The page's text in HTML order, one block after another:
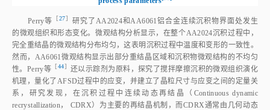
Perry等 ［27］研究了AA2024和AA6061铝合金连续沉积物界面处发生
的微观组织和形态变化。微观结构分析显示，在整个AA2024沉积过程中，
完全重结晶的微观结构分布均匀，这表明沉积过程中温度和变形的一致性。
然而，AA6061微观结构显示出部分重结晶区域和沉积物微观结构的不均匀
性。Perry等 ［44］ 还以示踪剂为原料，探究了搅拌摩擦沉积的微观组织演化
机理，量化了AFSD过程中的应变，并建立了晶粒尺寸与应变之间的定量关
系，研究发现，在沉积过程中连续动态再结晶（Continuous dynamic
recrystallization， CDRX）为主要的再结晶机制，而CDRX通常由几何动态